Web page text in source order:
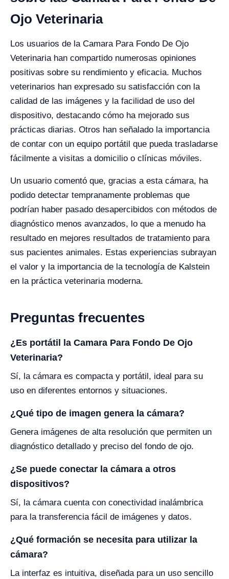
Ojo Veterinaria
Los usuarios de la Camara Para Fondo De Ojo
Veterinaria han compartido numerosas opiniones
positivas sobre su rendimiento y eficacia. Muchos
veterinarios han expresado su satisfacción con la
calidad de las imágenes y la facilidad de uso del
dispositivo, destacando cómo ha mejorado sus
prácticas diarias. Otros han señalado la importancia
de contar con un equipo portátil que pueda trasladarse
fácilmente a visitas a domicilio o clínicas móviles.
Un usuario comentó que, gracias a esta cámara, ha
podido detectar tempranamente problemas que
podrían haber pasado desapercibidos con métodos de
diagnóstico menos avanzados, lo que a menudo ha
resultado en mejores resultados de tratamiento para
sus pacientes animales. Estas experiencias subrayan
el valor y la importancia de la tecnología de Kalstein
en la práctica veterinaria moderna.
Preguntas frecuentes
¿Es portátil la Camara Para Fondo De Ojo
Veterinaria?
Sí, la cámara es compacta y portátil, ideal para su
uso en diferentes entornos y situaciones.
¿Qué tipo de imagen genera la cámara?
Genera imágenes de alta resolución que permiten un
diagnóstico detallado y preciso del fondo de ojo.
¿Se puede conectar la cámara a otros
dispositivos?
Sí, la cámara cuenta con conectividad inalámbrica
para la transferencia fácil de imágenes y datos.
¿Qué formación se necesita para utilizar la
cámara?
La interfaz es intuitiva, diseñada para un uso sencillo